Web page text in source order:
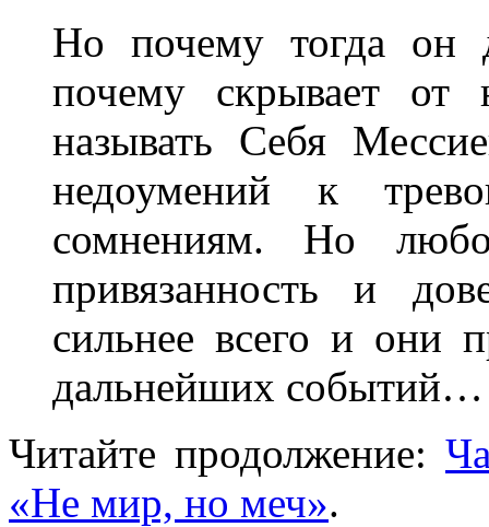
Но почему тогда он
почему скрывает от
называть Себя
недоумений к
сомнениям. Но
привязанность и
сильнее всего и они
дальнейших событий…
Читайте продолжение:
«Не мир, но меч».